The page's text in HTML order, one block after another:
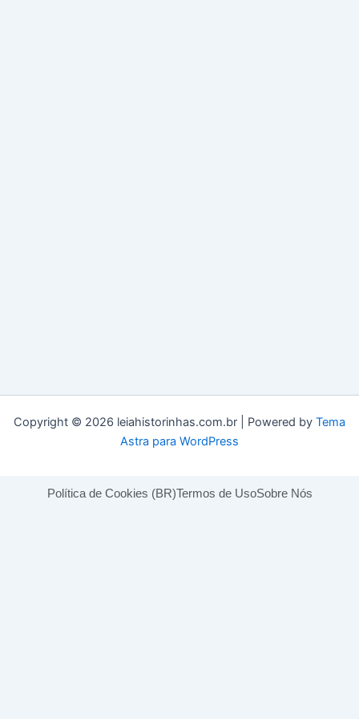
Copyright © 2026 leiahistorinhas.com.br | Powered by Tema
Astra para WordPress
Política de Cookies (BR)Termos de UsoSobre Nós